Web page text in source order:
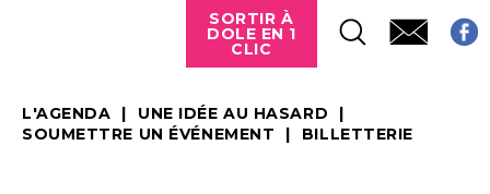
SORTIR À
DOLE EN 1
CLIC
L'AGENDA
UNE IDÉE AU HASARD
SOUMETTRE UN ÉVÉNEMENT
BILLETTERIE